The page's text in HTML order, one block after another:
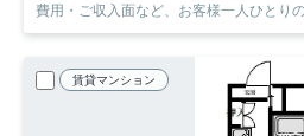
費用・ご収入面など、お客様一人ひとり
賃貸マンション